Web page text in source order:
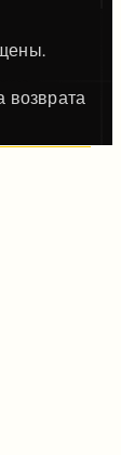
возврата